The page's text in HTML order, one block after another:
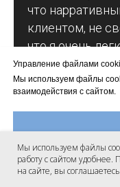
Управление файлами
Мы используем файлы
взаимодействия с сайтом.
что
клиентом, не
что я очень
ошиблась. Я
меня есть
я точно могу
клиентом,
Мы используем файлы
работу с сайтом удобнее.
на сайте, вы